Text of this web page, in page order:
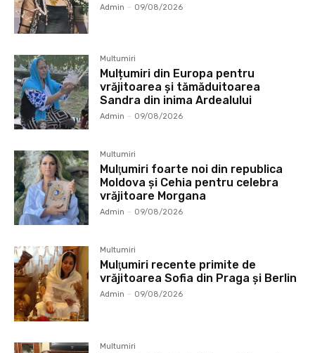
Admin - 09/08/2026
Multumiri
Mulțumiri din Europa pentru
vrăjitoarea și tămăduitoarea
Sandra din inima Ardealului
Admin - 09/08/2026
Multumiri
Mulţumiri foarte noi din republica
Moldova și Cehia pentru celebra
vrăjitoare Morgana
Admin - 09/08/2026
Multumiri
Mulţumiri recente primite de
vrăjitoarea Sofia din Praga și Berlin
Admin - 09/08/2026
Multumiri